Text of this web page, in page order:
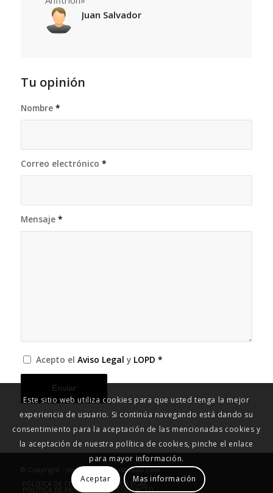
Juan Salvador
Tu opinión
Nombre *
Correo electrónico *
Mensaje *
Acepto el Aviso Legal y LOPD *
© Copyright - abogadodivorciosbilbao.com
POLÍTICA DE COOKIES
AVISO LEGAL
POLÍTICA DE PRIVACIDAD CONTACTO
Este sitio web utiliza cookies para que usted tenga la mejor
experiencia de usuario. Si continúa navegando está dando su
consentimiento para la aceptación de las mencionadas cookies y
la aceptación de nuestra política de cookies, pinche el enlace
para mayor información.
Aceptar
Mas información